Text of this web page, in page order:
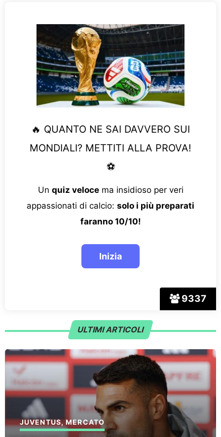
9337
🔥 QUANTO NE SAI DAVVERO SUI
MONDIALI? METTITI ALLA PROVA!
⚽
Un quiz velocema insidioso per veri
appassionati di calcio: solo i più preparati
faranno 10/10!
ULTIMI ARTICOLI
JUVENTUS,MERCATO